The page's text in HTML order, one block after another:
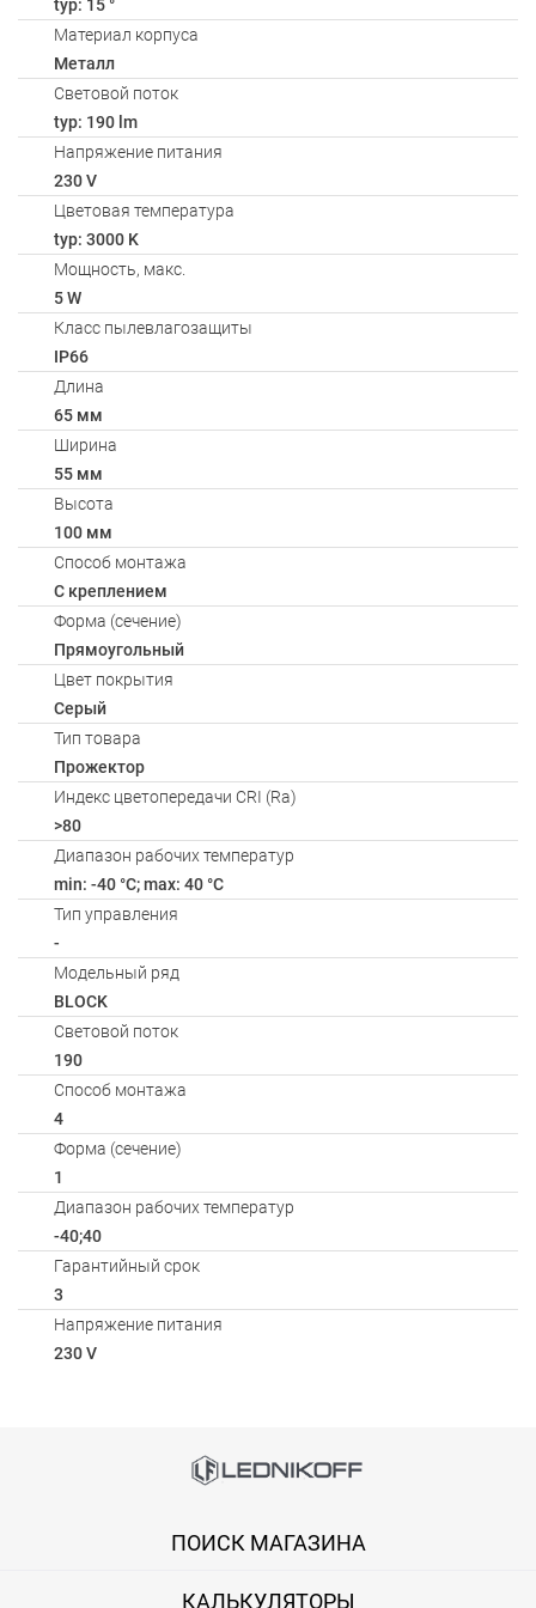
typ: 15 °
Материал корпуса
Металл
Световой поток
typ: 190 lm
Напряжение питания
230 V
Цветовая температура
typ: 3000 K
Мощность, макс.
5 W
Класс пылевлагозащиты
IP66
Длина
65 мм
Ширина
55 мм
Высота
100 мм
Способ монтажа
С креплением
Форма (сечение)
Прямоугольный
Цвет покрытия
Серый
Тип товара
Прожектор
Индекс цветопередачи CRI (Ra)
>80
Диапазон рабочих температур
min: -40 °C; max: 40 °C
Тип управления
-
Модельный ряд
BLOCK
Световой поток
190
Способ монтажа
4
Форма (сечение)
1
Диапазон рабочих температур
-40;40
Гарантийный срок
3
Напряжение питания
230 V
Вы можете оплатить покупку на сайте банковской картой
АКСЕССУАРЫ
ПОИСК МАГАЗИНА
КАЛЬКУЛЯТОРЫ